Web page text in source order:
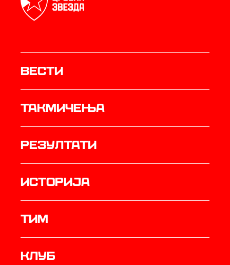
Вести
Такмичења
резултати
историја
ТИМ
Клуб